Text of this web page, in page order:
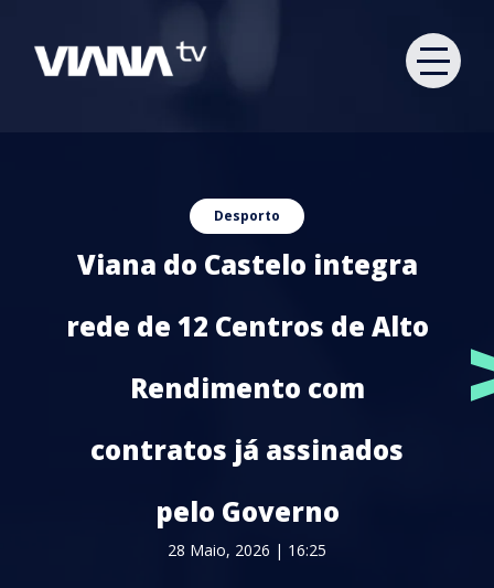
Desporto
Viana do Castelo integra
rede de 12 Centros de Alto
Rendimento com
contratos já assinados
pelo Governo
28 Maio, 2026 | 16:25